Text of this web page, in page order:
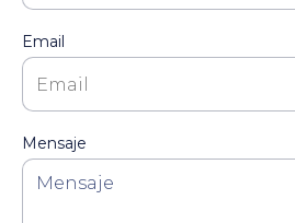
Email
Mensaje